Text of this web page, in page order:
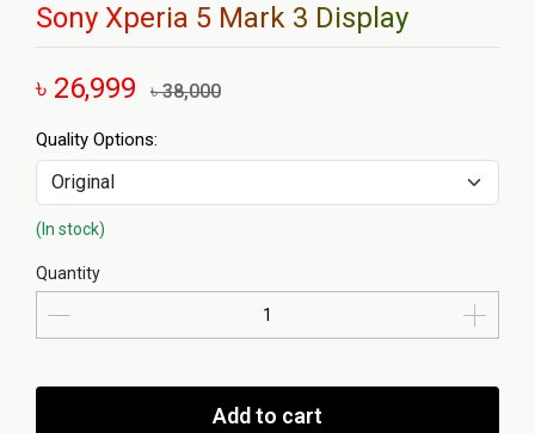
Sony Xperia 5 Mark 3 Display
৳ 26,999 ৳ 38,000
Quality Options:
(In stock)
Quantity
Add to cart